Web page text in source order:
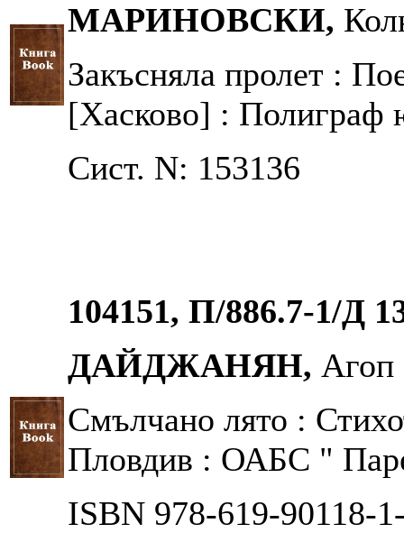
МАРИНОВСКИ,
Закъсняла пролет :
[Хасково] : Полиграф
Сист. N: 153136
104151, П/886.7-1/Д
ДАЙДЖАНЯН, Агоп
Смълчано лято :
Пловдив : ОАБС "
ISBN 978-619-90118-